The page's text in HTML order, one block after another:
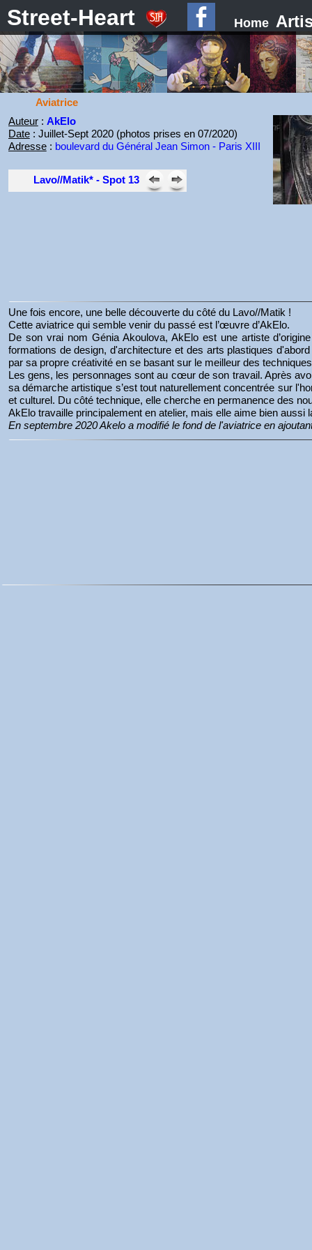
Street-Heart Home
Aviatrice
Auteur: AkElo
Date: Juillet-Sept 2020 (photos prises en 07/2020)
Adresse: boulevard du Général Jean Simon - Paris XIII
Lavo//Matik* - Spot 13
Une fois encore, une belle découverte du côté du Lavo//Matik !
Cette aviatrice qui semble venir du passé est l’œuvre d’AkElo.
De son vrai nom Génia Akoulova, AkElo est une artiste
formations de design, d'architecture et des arts plastiques
par sa propre créativité en se basant sur le meilleur des
Les gens, les personnages sont au cœur de son travail. Après
sa démarche artistique s’est tout naturellement concentrée sur
et culturel. Du côté technique, elle cherche en permanence des
AkElo travaille principalement en atelier, mais elle aime bien
En septembre 2020 Akelo a modifié le fond de l'aviatrice en